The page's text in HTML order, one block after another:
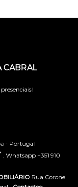
CABRAL
- Portugal
. Whatsapp +351 910
Rua Coronel